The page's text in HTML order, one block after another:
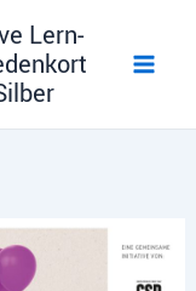
Lern-